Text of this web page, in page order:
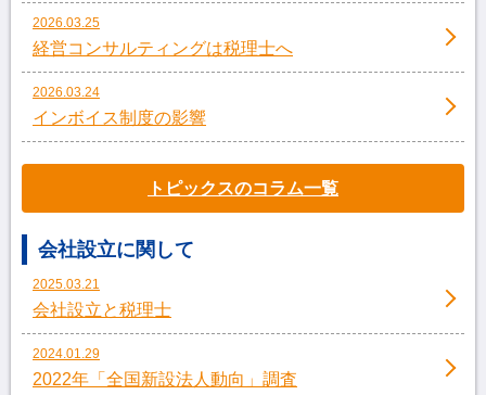
2026.03.25
経営コンサルティングは税理士へ
2026.03.24
インボイス制度の影響
トピックスのコラム一覧
会社設立に関して
2025.03.21
会社設立と税理士
2024.01.29
2022年「全国新設法人動向」調査